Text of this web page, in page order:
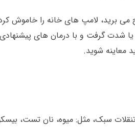
می برید، لامپ های خانه را خاموش
یا شدت گرفت و با درمان های
معاینه شوید.
سبک، مثل: میوه، نان تست،